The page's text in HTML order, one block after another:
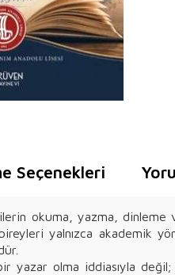
Seçenekleri
okuma, yazma,
yalnızca akademik
olma iddiasıyla